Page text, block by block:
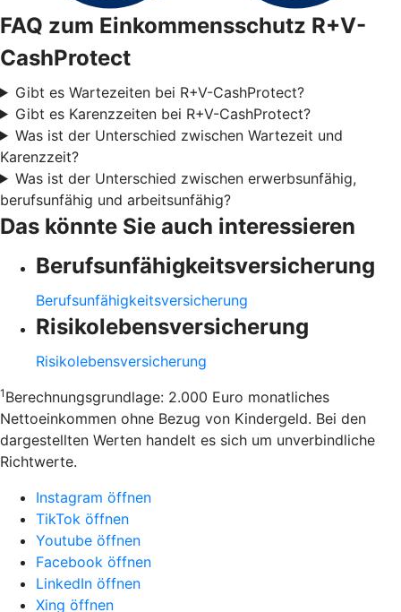
FAQ zum Einkommensschutz R+V-
CashProtect
Gibt es Wartezeiten bei R+V-CashProtect?
Gibt es Karenzzeiten bei R+V-CashProtect?
Was ist der Unterschied zwischen Wartezeit und
Karenzzeit?
Was ist der Unterschied zwischen erwerbsunfähig,
berufsunfähig und arbeitsunfähig?
Das könnte Sie auch interessieren
Berufsunfähigkeitsversicherung
Berufsunfähigkeitsversicherung
Risikolebensversicherung
Risikolebensversicherung
1 Berechnungsgrundlage: 2.000 Euro monatliches
Nettoeinkommen ohne Bezug von Kindergeld. Bei den
dargestellten Werten handelt es sich um unverbindliche
Richtwerte.
Instagram öffnen
TikTok öffnen
Youtube öffnen
Facebook öffnen
LinkedIn öffnen
Xing öffnen